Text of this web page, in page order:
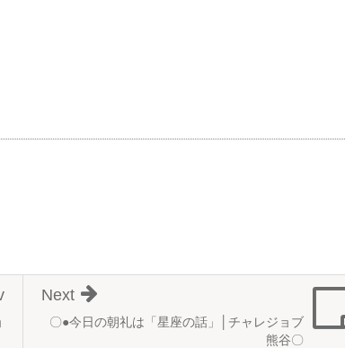
〇●今日の朝礼は「星座の話」│チャレジョブ
熊谷〇
Next